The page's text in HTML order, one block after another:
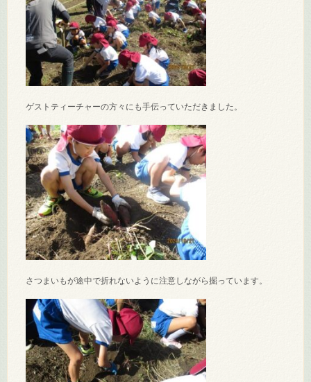
ゲストティーチャーの方々にも手伝っていただきました。
さつまいもが途中で折れないように注意しながら掘っています。